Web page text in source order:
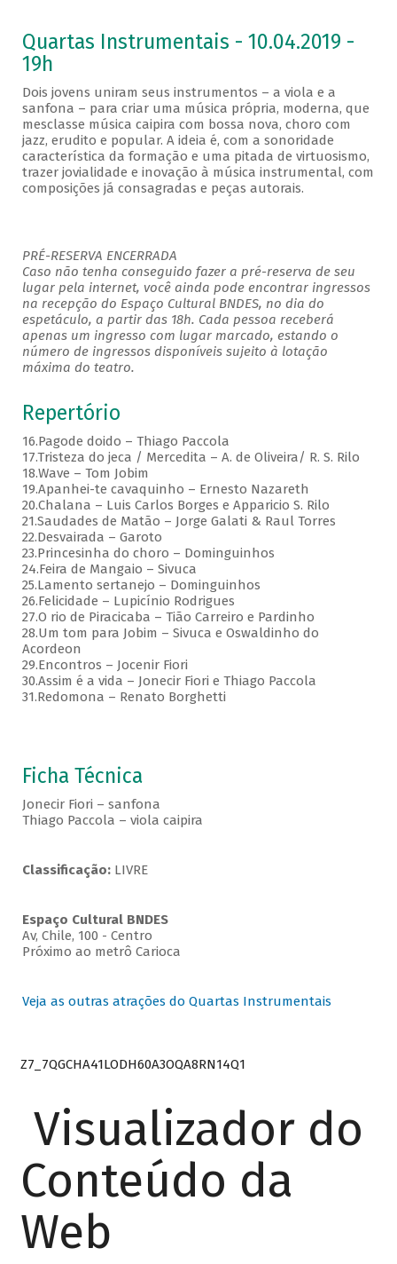
Quartas Instrumentais - 10.04.2019 -
19h
Dois jovens uniram seus instrumentos – a viola e a
sanfona – para criar uma música própria, moderna, que
mesclasse música caipira com bossa nova, choro com
jazz, erudito e popular. A ideia é, com a sonoridade
característica da formação e uma pitada de virtuosismo,
trazer jovialidade e inovação à música instrumental, com
composições já consagradas e peças autorais.
PRÉ-RESERVA ENCERRADA
Caso não tenha conseguido fazer a pré-reserva de seu
lugar pela internet, você ainda pode encontrar ingressos
na recepção do Espaço Cultural BNDES, no dia do
espetáculo, a partir das 18h. Cada pessoa receberá
apenas um ingresso com lugar marcado, estando o
número de ingressos disponíveis sujeito à lotação
máxima do teatro.
Repertório
16.Pagode doido – Thiago Paccola
17.Tristeza do jeca / Mercedita – A. de Oliveira/ R. S. Rilo
18.Wave – Tom Jobim
19.Apanhei-te cavaquinho – Ernesto Nazareth
20.Chalana – Luis Carlos Borges e Apparicio S. Rilo
21.Saudades de Matão – Jorge Galati & Raul Torres
22.Desvairada – Garoto
23.Princesinha do choro – Dominguinhos
24.Feira de Mangaio – Sivuca
25.Lamento sertanejo – Dominguinhos
26.Felicidade – Lupicínio Rodrigues
27.O rio de Piracicaba – Tião Carreiro e Pardinho
28.Um tom para Jobim – Sivuca e Oswaldinho do
Acordeon
29.Encontros – Jocenir Fiori
30.Assim é a vida – Jonecir Fiori e Thiago Paccola
31.Redomona – Renato Borghetti
Ficha Técnica
Jonecir Fiori – sanfona
Thiago Paccola – viola caipira
Classificação: LIVRE
Espaço Cultural BNDES
Av, Chile, 100 - Centro
Próximo ao metrô Carioca
Veja as outras atrações do Quartas Instrumentais
Z7_7QGCHA41LODH60A3OQA8RN14Q1
Visualizador do
Conteúdo da
Web